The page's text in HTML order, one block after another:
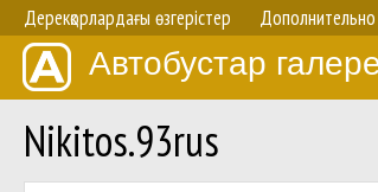
Дерекқорлардағы өзгерістер Дополнительно
Автобустар
Nikitos.93rus